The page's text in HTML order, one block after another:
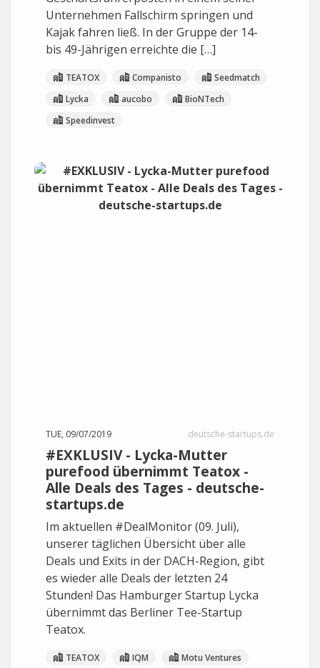
Unternehmen Fallschirm springen und
Kajak fahren ließ. In der Gruppe der 14-
bis 49-Jährigen erreichte die […]
TEATOX Companisto
Seedmatch
Lycka
aucobo
BioNTech
Speedinvest
TUE, 09/07/2019 deutsche-startups.de
#EXKLUSIV - Lycka-Mutter
purefood übernimmt Teatox -
Alle Deals des Tages - deutsche-
startups.de
Im aktuellen #DealMonitor (09. Juli),
unserer täglichen Übersicht über alle
Deals und Exits in der DACH-Region, gibt
es wieder alle Deals der letzten 24
Stunden! Das Hamburger Startup Lycka
übernimmt das Berliner Tee-Startup
Teatox.
TEATOX IQM
Motu Ventures